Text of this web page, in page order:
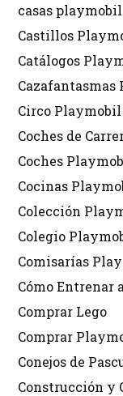
casas
Castillos
Catálogos
Circo Playmobil
Coches de
Coches
Cocinas
Colección
Colegio
Comisarías
Cómo Entrenar
Comprar Lego
Comprar
Conejos de
Construcción y